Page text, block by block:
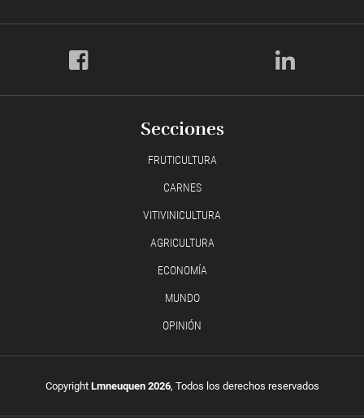
Secciones
FRUTICULTURA
CARNES
VITIVINICULTURA
AGRICULTURA
ECONOMÍA
MUNDO
OPINIÓN
Copyright Lmneuquen 2026, Todos los derechos reservados